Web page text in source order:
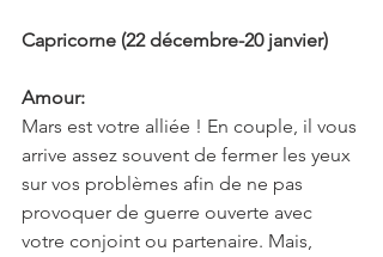
Capricorne (22 décembre-20 janvier)
Amour:
Mars est votre alliée ! En couple, il vous
arrive assez souvent de fermer les yeux
sur vos problèmes afin de ne pas
provoquer de guerre ouverte avec
votre conjoint ou partenaire. Mais,